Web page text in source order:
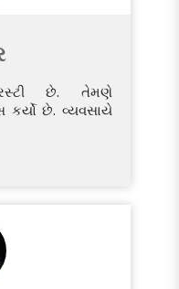
ટ્રસ્ટી છે. તેમણે
છે. વ્યવસાયે